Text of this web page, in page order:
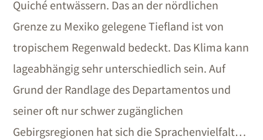
Quiché entwässern. Das an der nördlichen
Grenze zu Mexiko gelegene Tiefland ist von
tropischem Regenwald bedeckt. Das Klima kann
lageabhängig sehr unterschiedlich sein. Auf
Grund der Randlage des Departamentos und
seiner oft nur schwer zugänglichen
Gebirgsregionen hat sich die Sprachenvielfalt…